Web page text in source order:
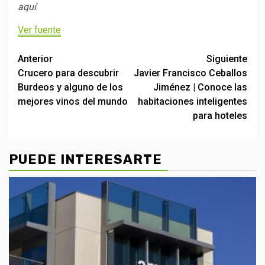
aquí.
Ver fuente
Post
navigation
Anterior
Crucero para descubrir
Burdeos y alguno de los
mejores vinos del mundo
Siguiente
Javier Francisco Ceballos
Jiménez | Conoce las
habitaciones inteligentes
para hoteles
PUEDE INTERESARTE